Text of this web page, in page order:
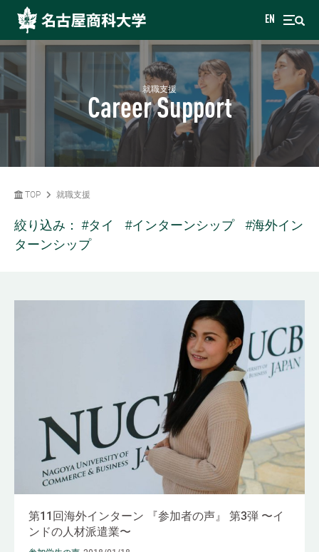
EN
就職支援
Career Support
TOP 就職支援
絞り込み： #タイ #インターンシップ
#海外イン
ターンシップ
第11回海外インターン 『参加者の声』 第3弾 〜イ
ンドの人材派遣業〜